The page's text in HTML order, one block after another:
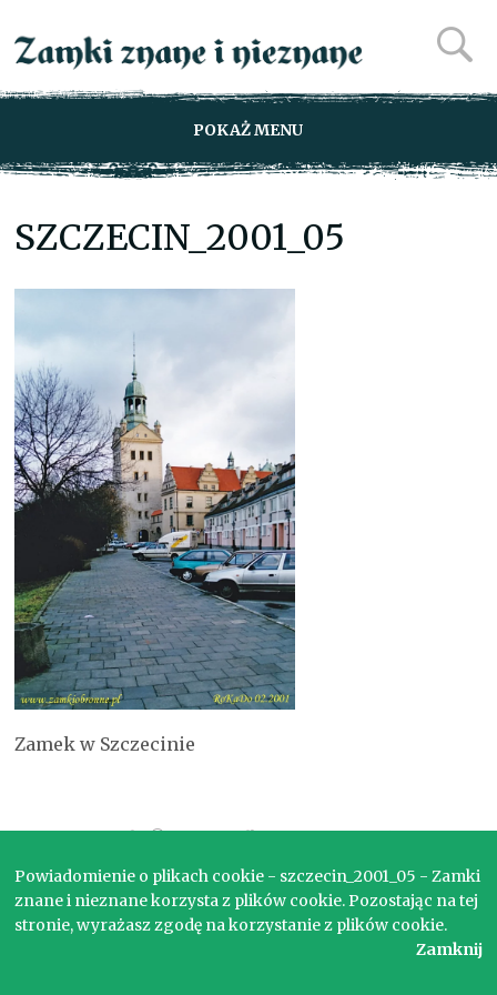
POKAŻ MENU
SZCZECIN_2001_05
Zamek w Szczecinie
Copyright © 2017. Wszelkie prawa zastrzeżone.
Powiadomienie o plikach cookie - szczecin_2001_05 - Zamki
znane i nieznane korzysta z plików cookie. Pozostając na tej
stronie, wyrażasz zgodę na korzystanie z plików cookie.
Zamknij